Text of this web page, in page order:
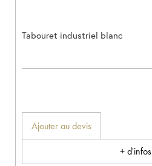
Tabouret industriel blanc
Ajouter au devis
+ d'infos